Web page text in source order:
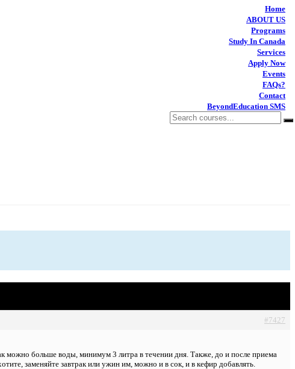
Home
ABOUT US
Programs
Study In Canada
Services
Apply Now
Events
FAQs?
Contact
BeyondEducation SMS
#7427
можно больше воды, минимум 3 литра в течении дня. Также, до и после приема
заменяйте завтрак или ужин им, можно и в сок, и в кефир добавлять.